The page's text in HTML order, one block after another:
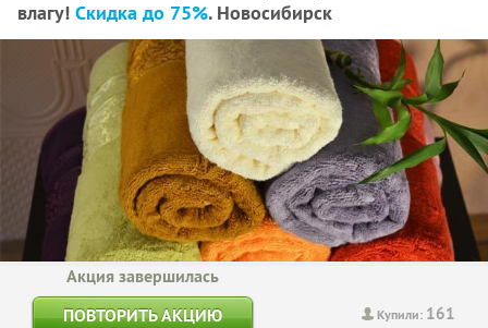
влагу! Скидка до 75%. Новосибирск
Купили: 161
Акция завершилась
ПОВТОРИТЬ АКЦИЮ